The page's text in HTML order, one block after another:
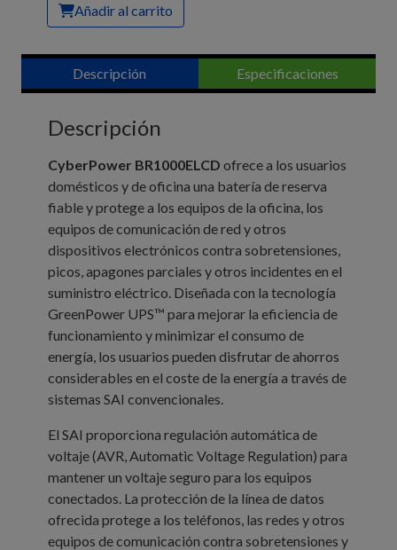
Añadir al carrito
Descripción Especificaciones
Descripción
CyberPower BR1000ELCD ofrece a los usuarios
domésticos y de oficina una batería de reserva
fiable y protege a los equipos de la oficina, los
equipos de comunicación de red y otros
dispositivos electrónicos contra sobretensiones,
picos, apagones parciales y otros incidentes en el
suministro eléctrico. Diseñada con la tecnología
GreenPower UPS™ para mejorar la eficiencia de
funcionamiento y minimizar el consumo de
energía, los usuarios pueden disfrutar de ahorros
considerables en el coste de la energía a través de
sistemas SAI convencionales.
El SAI proporciona regulación automática de
voltaje (AVR, Automatic Voltage Regulation) para
mantener un voltaje seguro para los equipos
conectados. La protección de la línea de datos
ofrecida protege a los teléfonos, las redes y otros
equipos de comunicación contra sobretensiones y